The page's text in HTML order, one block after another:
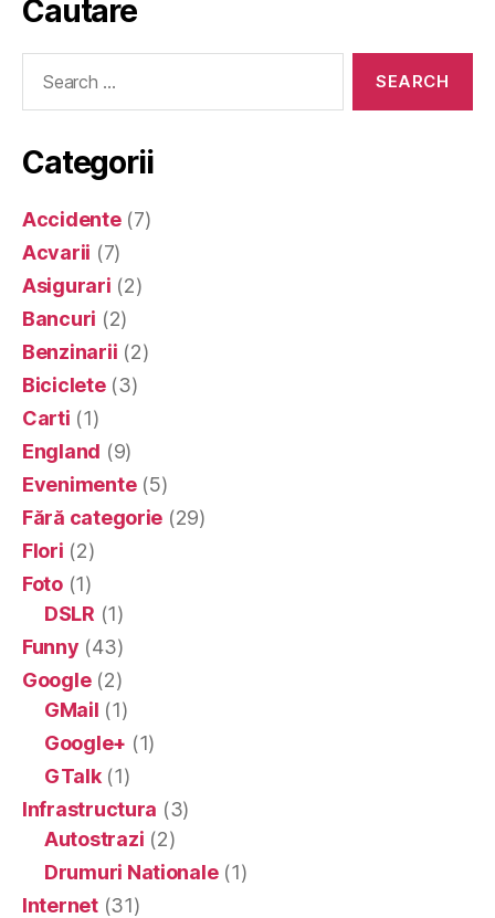
Cautare
Categorii
Accidente(7)
Acvarii (7)
Asigurari (2)
Bancuri (2)
Benzinarii (2)
Biciclete(3)
Carti (1)
England (9)
Evenimente(5)
Fără categorie (29)
Flori (2)
Foto(1)
DSLR (1)
Funny (43)
Google(2)
GMail (1)
Google+ (1)
GTalk(1)
Infrastructura (3)
Autostrazi (2)
Drumuri Nationale(1)
Internet(31)